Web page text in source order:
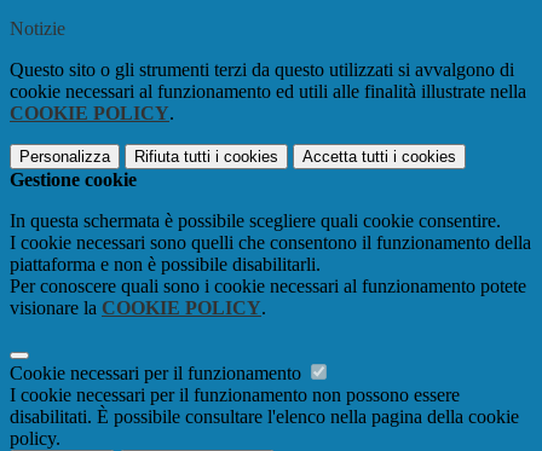
Notizie
Questo sito o gli strumenti terzi da questo utilizzati si avvalgono di
cookie necessari al funzionamento ed utili alle finalità illustrate nella
COOKIE POLICY.
Personalizza Rifiuta tutti i cookies Accetta tutti i cookies
Gestione cookie
In questa schermata è possibile scegliere quali cookie consentire.
I cookie necessari sono quelli che consentono il funzionamento della
piattaforma e non è possibile disabilitarli.
Per conoscere quali sono i cookie necessari al funzionamento potete
visionare la COOKIE POLICY.
Cookie necessari per il funzionamento
I cookie necessari per il funzionamento non possono essere
disabilitati. È possibile consultare l'elenco nella pagina della cookie
policy.